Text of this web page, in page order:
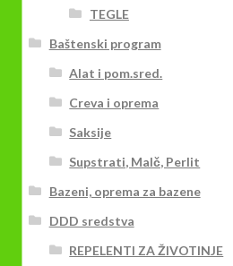
TEGLE
Baštenski program
Alat i pom.sred.
Creva i oprema
Saksije
Supstrati, Malč, Perlit
Bazeni, oprema za bazene
DDD sredstva
REPELENTI ZA ŽIVOTINJE